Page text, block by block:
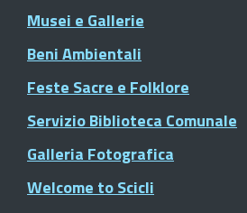
Musei e Gallerie
Beni Ambientali
Feste Sacre e Folklore
Servizio Biblioteca Comunale
Galleria Fotografica
Welcome to Scicli